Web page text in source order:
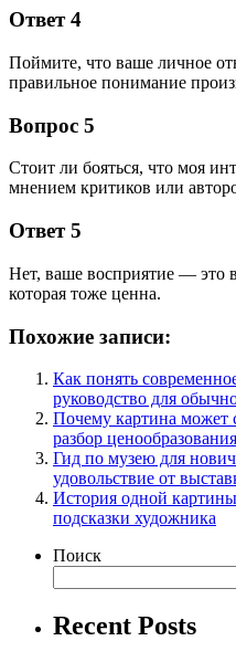
Ответ 4
Поймите, что ваше личное
правильное понимание
Вопрос 5
Стоит ли бояться, что моя
мнением критиков или
Ответ 5
Нет, ваше восприятие — это
которая тоже ценна.
Похожие записи:
Как понять
руководство для
Почему картина может
разбор
Гид по музею для
удовольствие от
История одной
подсказки художника
Поиск
Recent Posts